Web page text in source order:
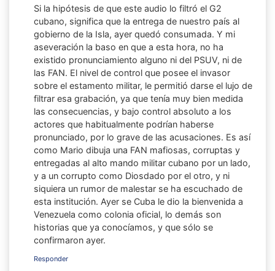
Si la hipótesis de que este audio lo filtró el G2
cubano, significa que la entrega de nuestro país al
gobierno de la Isla, ayer quedó consumada. Y mi
aseveración la baso en que a esta hora, no ha
existido pronunciamiento alguno ni del PSUV, ni de
las FAN. El nivel de control que posee el invasor
sobre el estamento militar, le permitió darse el lujo de
filtrar esa grabación, ya que tenía muy bien medida
las consecuencias, y bajo control absoluto a los
actores que habitualmente podrían haberse
pronunciado, por lo grave de las acusaciones. Es así
como Mario dibuja una FAN mafiosas, corruptas y
entregadas al alto mando militar cubano por un lado,
y a un corrupto como Diosdado por el otro, y ni
siquiera un rumor de malestar se ha escuchado de
esta institución. Ayer se Cuba le dio la bienvenida a
Venezuela como colonia oficial, lo demás son
historias que ya conocíamos, y que sólo se
confirmaron ayer.
Responder